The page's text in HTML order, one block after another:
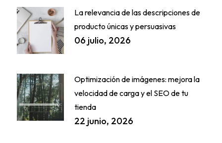
La relevancia de las descripciones de
producto únicas y persuasivas
06 julio, 2026
Optimización de imágenes: mejora la
velocidad de carga y el SEO de tu
tienda
22 junio, 2026